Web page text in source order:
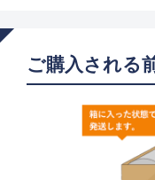
ご購入される